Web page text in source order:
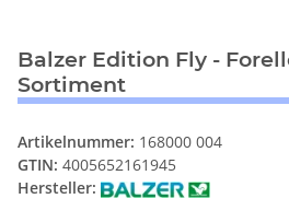
Balzer Edition Fly -
Sortiment
Artikelnummer: 168000 004
GTIN: 4005652161945
Hersteller: